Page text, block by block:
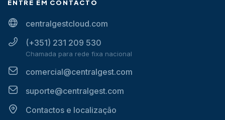
ENTRE EM CONTACTO
centralgestcloud.com
(+351) 231 209 530
Chamada para rede fixa nacional
comercial@centralgest.com
suporte@centralgest.com
Contactos e localização